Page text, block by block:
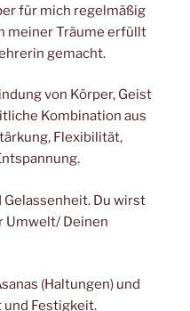
für mich regelmäßig
meiner Träume erfüllt
gemacht.
von Körper, Geist
Kombination aus
Flexibilität,
Gelassenheit. Du wirst
Umwelt/ Deinen
(Haltungen) und
und Festigkeit.